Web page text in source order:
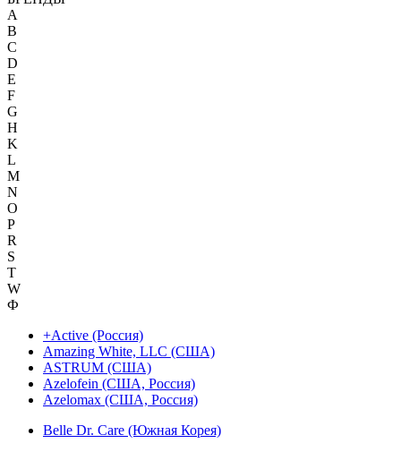
A
B
C
D
E
F
G
H
K
L
M
N
O
P
R
S
T
W
Ф
+Active (Россия)
Amazing White, LLC (США)
ASTRUM (США)
Azelofein (США, Россия)
Azelomax (США, Россия)
Belle Dr. Care (Южная Корея)